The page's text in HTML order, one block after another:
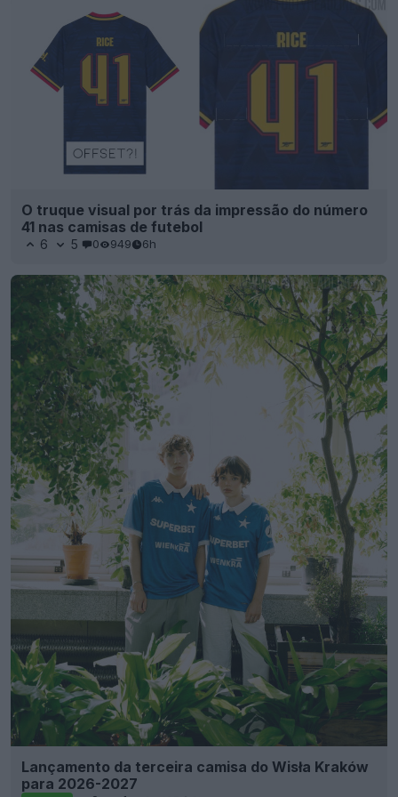
O truque visual por trás da impressão do número
41 nas camisas de futebol
6 5 0 949 6h
Lançamento da terceira camisa do Wisła Kraków
para 2026-2027